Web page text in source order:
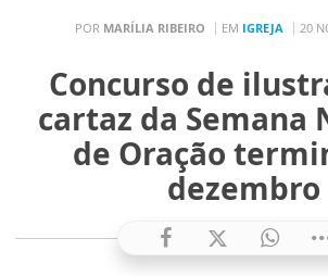
POR MARÍLIA RIBEIRO EM IGREJA 20
Concurso de
cartaz da Semana
de Oração
dezembro